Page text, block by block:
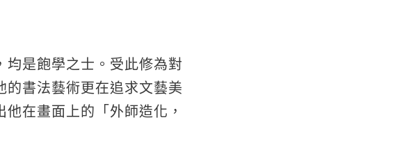
是飽學之士。受此修為對
書法藝術更在追求文藝美
在畫面上的「外師造化，